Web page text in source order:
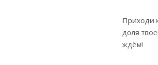
Приходи
доля
ждём!